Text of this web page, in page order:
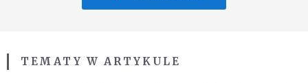
TEMATY W ARTYKULE